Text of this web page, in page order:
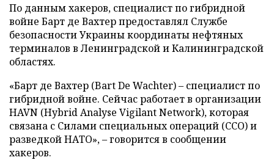
По данным хакеров, специалист по гибридной
войне Барт де Вахтер предоставлял Службе
безопасности Украины координаты нефтяных
терминалов в Ленинградской и Калининградской
областях.
«Барт де Вахтер (Bart De Wachter) – специалист по
гибридной войне. Сейчас работает в организации
HAVN (Hybrid Analyse Vigilant Network), которая
связана с Силами специальных операций (ССО) и
разведкой НАТО», – говорится в сообщении
хакеров.